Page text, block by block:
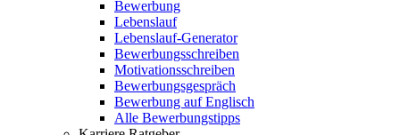
Bewerbung
Lebenslauf
Lebenslauf-Generator
Bewerbungsschreiben
Motivationsschreiben
Bewerbungsgespräch
Bewerbung auf Englisch
Alle Bewerbungstipps